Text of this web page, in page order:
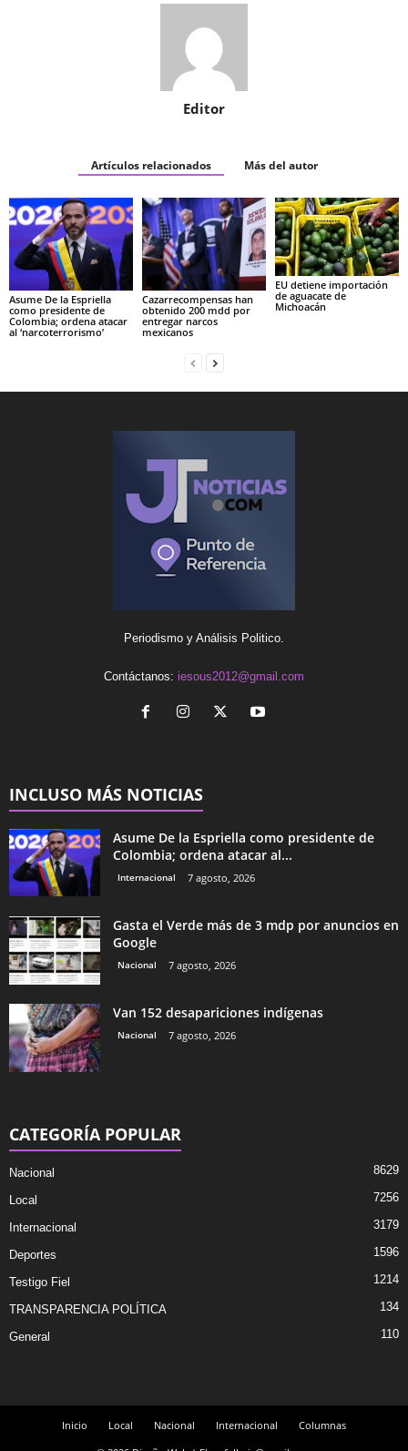
Editor
Artículos relacionados Más del autor
Asume De la Espriella
como presidente de
Colombia; ordena atacar
al ‘narcoterrorismo’
Cazarrecompensas han
obtenido 200 mdd por
entregar narcos
mexicanos
EU detiene importación
de aguacate de
Michoacán
Periodismo y Análisis Politico.
Contáctanos: iesous2012@gmail.com
INCLUSO MÁS NOTICIAS
Asume De la Espriella como presidente de
Colombia; ordena atacar al...
Internacional 7 agosto, 2026
Gasta el Verde más de 3 mdp por anuncios en
Google
Nacional 7 agosto, 2026
Van 152 desapariciones indígenas
Nacional 7 agosto, 2026
CATEGORÍA POPULAR
Nacional 8629
Local 7256
Internacional 3179
Deportes 1596
Testigo Fiel 1214
TRANSPARENCIA POLÍTICA 134
General 110
Inicio Local Nacional Internacional
Columnas